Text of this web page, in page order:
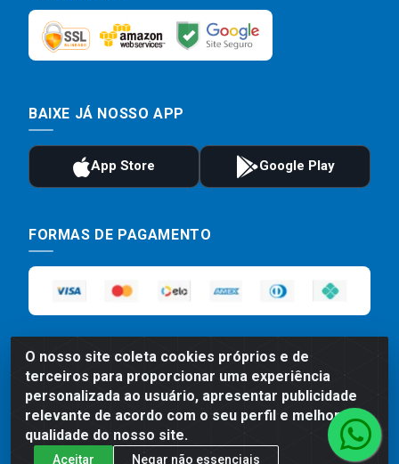
O nosso site coleta cookies próprios e de
terceiros para proporcionar uma experiência
personalizada ao usuário, apresentar publicidade
relevante de acordo com o seu perfil e melhorar a
qualidade do nosso site.
Aceitar Negar não essenciais
BAIXE JÁ NOSSO APP
FORMAS DE PAGAMENTO
Preços, promoções, condições de pagamento e frete são válidos
para compras realizadas exclusivamente pelo site. Caso haja
divergência de preço de um produto, será válido o preço que for